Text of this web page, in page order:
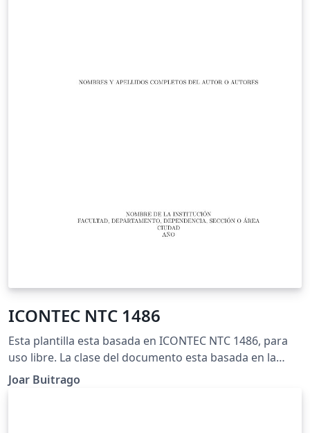
ICONTEC NTC 1486
Esta plantilla esta basada en ICONTEC NTC 1486, para
uso libre. La clase del documento esta basada en la
clase estandar Book, por lo tanto es independiente.
This template is based on ICONTEC NTC 1486, for free
Joar Buitrago